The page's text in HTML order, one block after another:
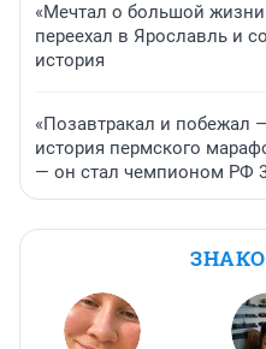
«Мечтал о большой
переехал в Ярославль и
история
«Позавтракал и побежал
история пермского
— он стал чемпионом РФ